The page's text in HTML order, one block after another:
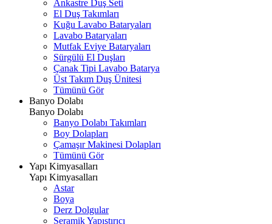
Ankastre Duş Seti
El Duş Takımları
Kuğu Lavabo Bataryaları
Lavabo Bataryaları
Mutfak Eviye Bataryaları
Sürgülü El Duşları
Çanak Tipi Lavabo Batarya
Üst Takım Duş Ünitesi
Tümünü Gör
Banyo Dolabı
Banyo Dolabı
Banyo Dolabı Takımları
Boy Dolapları
Çamaşır Makinesi Dolapları
Tümünü Gör
Yapı Kimyasalları
Yapı Kimyasalları
Astar
Boya
Derz Dolgular
Seramik Yapıştırıcı